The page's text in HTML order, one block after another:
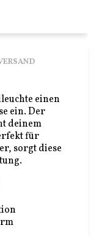
einen
ein. Der
deinem
für
sorgt diese